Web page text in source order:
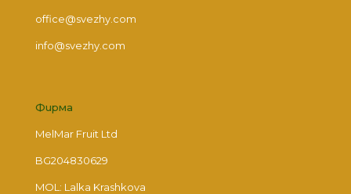
office@svezhy.com
info@svezhy.com
Фирма
MelMar Fruit Ltd
BG204830629
MOL: Lalka Krashkova